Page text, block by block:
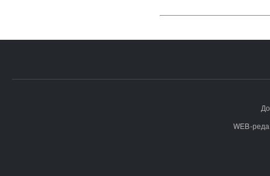
WEB-